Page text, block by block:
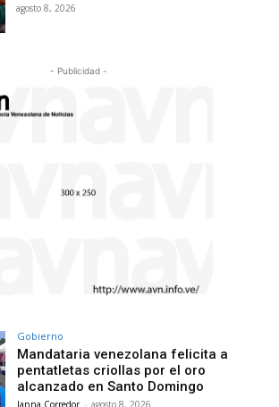
agosto 8, 2026
- Publicidad -
Gobierno
Mandataria venezolana felicita a
pentatletas criollas por el oro
alcanzado en Santo Domingo
Janna Corredor - agosto 8, 2026